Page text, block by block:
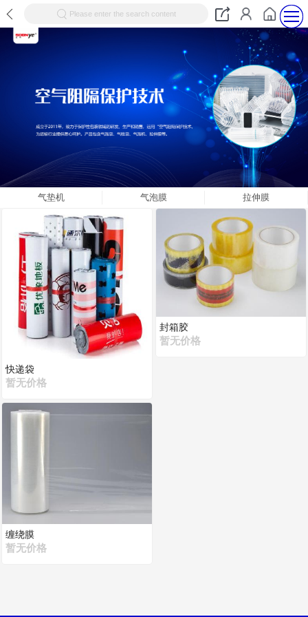
Please enter the search content
气垫机 气泡膜 拉伸膜
快递袋
暂无价格
缠绕膜
暂无价格
封箱胶
暂无价格